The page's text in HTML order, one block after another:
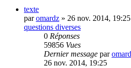
texte
paromardz » 26 nov. 2014, 19:25
questions diverses
0 Réponses
59856 Vues
Dernier message par
26 nov. 2014, 19:25